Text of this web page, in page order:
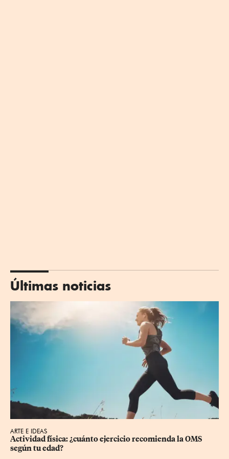
Últimas noticias
ARTE E IDEAS
Actividad física: ¿cuánto ejercicio recomienda la OMS
según tu edad?